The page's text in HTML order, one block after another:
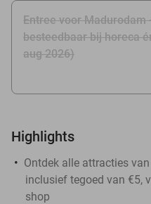
Entree voor Madurodam
besteedbaar bij horeca
aug 2026)
Highlights
Ontdek alle attracties
inclusief tegoed van €5,
shop